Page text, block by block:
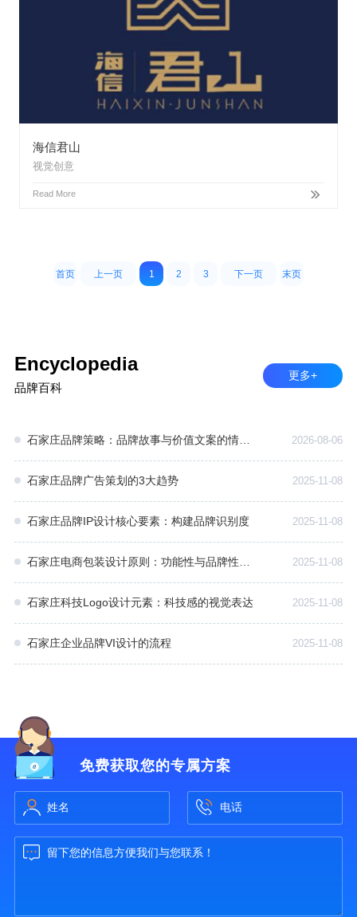
海信君山
视觉创意
Read More
首页 上一页 1 2 3 下一页 末页
Encyclopedia
品牌百科
更多+
石家庄品牌策略：品牌故事与价值文案的情感认同构建 2026-08-06
石家庄品牌广告策划的3大趋势 2025-11-08
石家庄品牌IP设计核心要素：构建品牌识别度 2025-11-08
石家庄电商包装设计原则：功能性与品牌性的平衡 2025-11-08
石家庄科技Logo设计元素：科技感的视觉表达 2025-11-08
石家庄企业品牌VI设计的流程 2025-11-08
免费获取您的专属方案